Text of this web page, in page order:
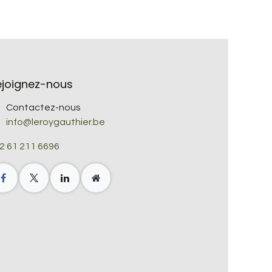
nous
Contactez-nous
info@leroygauthier.be
61 211 6696